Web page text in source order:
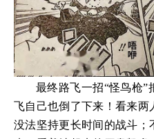
最终路飞一招“怪鸟枪”
飞自己也倒了下来！看来
没法坚持更长时间的战斗；